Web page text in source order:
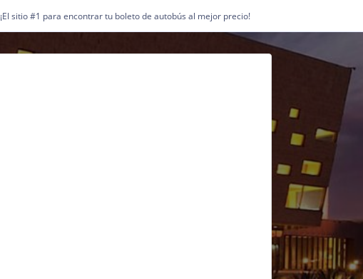
¡El sitio #1 para encontrar tu boleto de autobús al mejor precio!